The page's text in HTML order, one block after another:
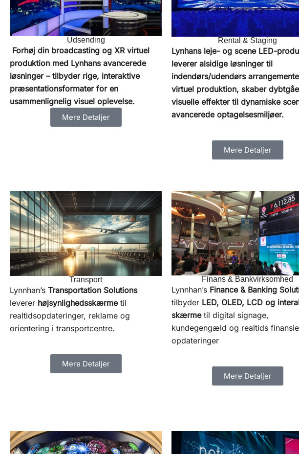
Udsending
Forhøj din broadcasting og XR virtuel
produktion med Lynhans avancerede
løsninger – tilbyder rige, interaktive
præsentationsformater for en
usammenlignelig visuel oplevelse.
Mere Detaljer
Rental & Staging
Lynhans leje- og scene LED-
leverer alsidige løsninger til
indendørs/udendørs
virtuel produktion, skaber
visuelle effekter til dynamiske
avancerede optagelsesmiljøer.
Mere Detaljer
Transport
Lynnhan’s Transportation Solutions
leverer højsynlighedsskærmetil
realtidsopdateringer, reklame og
orientering i transportcentre.
Mere Detaljer
Finans & Bankvirksomhed
Lynnhan’s Finance & Banking
tilbyder LED, OLED, LCD og
skærmetil digital signage,
kundegengæld og realtids
opdateringer
Mere Detaljer